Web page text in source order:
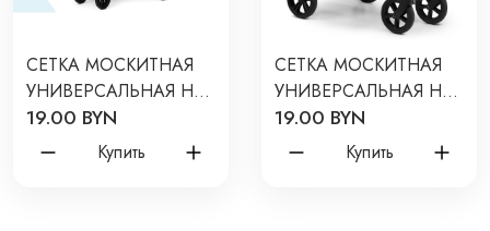
СЕТКА МОСКИТНАЯ
УНИВЕРСАЛЬНАЯ НА
КОЛЯСКУ 100*145
ЦВЕТ: ЧЕРНЫЙ
19.00 BYN
Купить
СЕТКА МОСКИТНАЯ
УНИВЕРСАЛЬНАЯ НА
КОЛЯСКУ
ЦВЕТ:СЕРЫЙ RMN-
19.00 BYN
Купить